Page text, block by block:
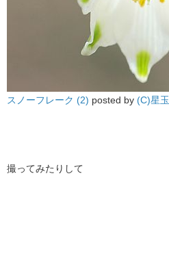
スノーフレーク (2) posted by (C)星玉
撮ってみたりして